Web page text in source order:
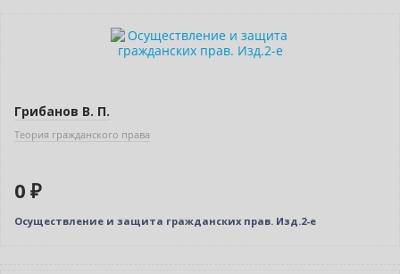
Грибанов В. П.
Теория гражданского права
0 ₽
Осуществление и защита гражданских прав. Изд.2-е